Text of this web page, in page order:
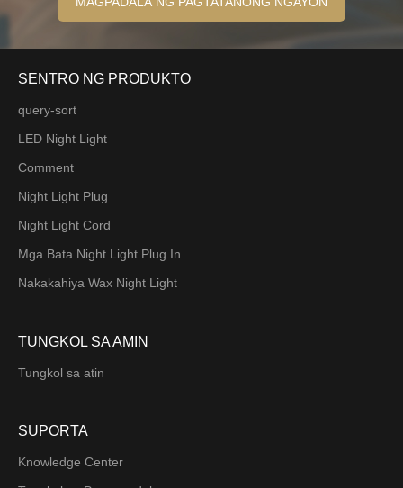
SENTRO NG PRODUKTO
query-sort
LED Night Light
Comment
Night Light Plug
Night Light Cord
Mga Bata Night Light Plug In
Nakakahiya Wax Night Light
TUNGKOL SA AMIN
Tungkol sa atin
SUPORTA
Knowledge Center